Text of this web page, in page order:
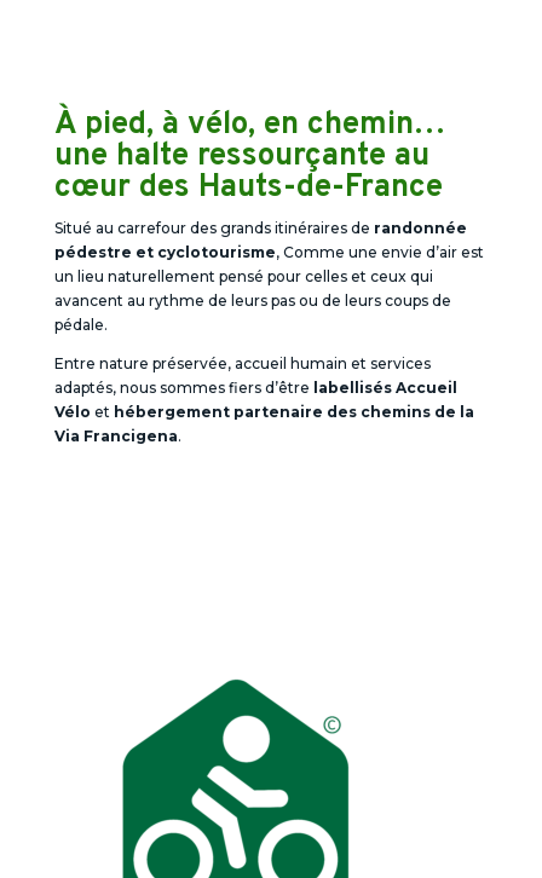
À pied, à vélo, en chemin…
une halte ressourçante au
cœur des Hauts-de-France
Situé au carrefour des grands itinéraires de randonnée
pédestre et cyclotourisme, Comme une envie d’airest
un lieu naturellement pensé pour celles et ceux qui
avancent au rythme de leurs pas ou de leurs coups de
pédale.
Entre nature préservée, accueil humain et services
adaptés, nous sommes fiers d’être labellisés Accueil
Vélo et hébergement partenaire des chemins de la
Via Francigena.